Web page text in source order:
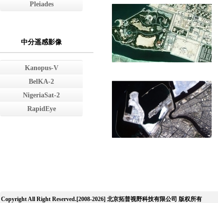
Pleiades
Kanopus-V
BelKA-2
NigeriaSat-2
RapidEye
中分遥感影像
Copyright All Right Reserved.[2008-2026] 北京拓普视野科技有限公司 版权所有